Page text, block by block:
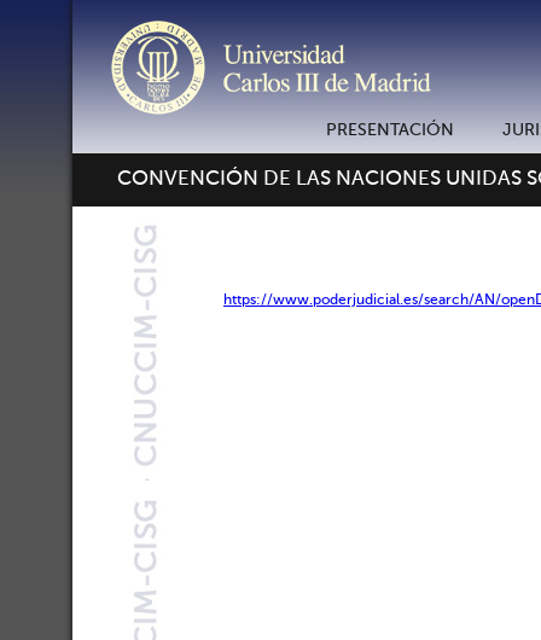
PRESENTACIÓN
CONVENCIÓN DE LAS NACIONES UNIDAS
https://www.poderjudicial.es/search/AN/